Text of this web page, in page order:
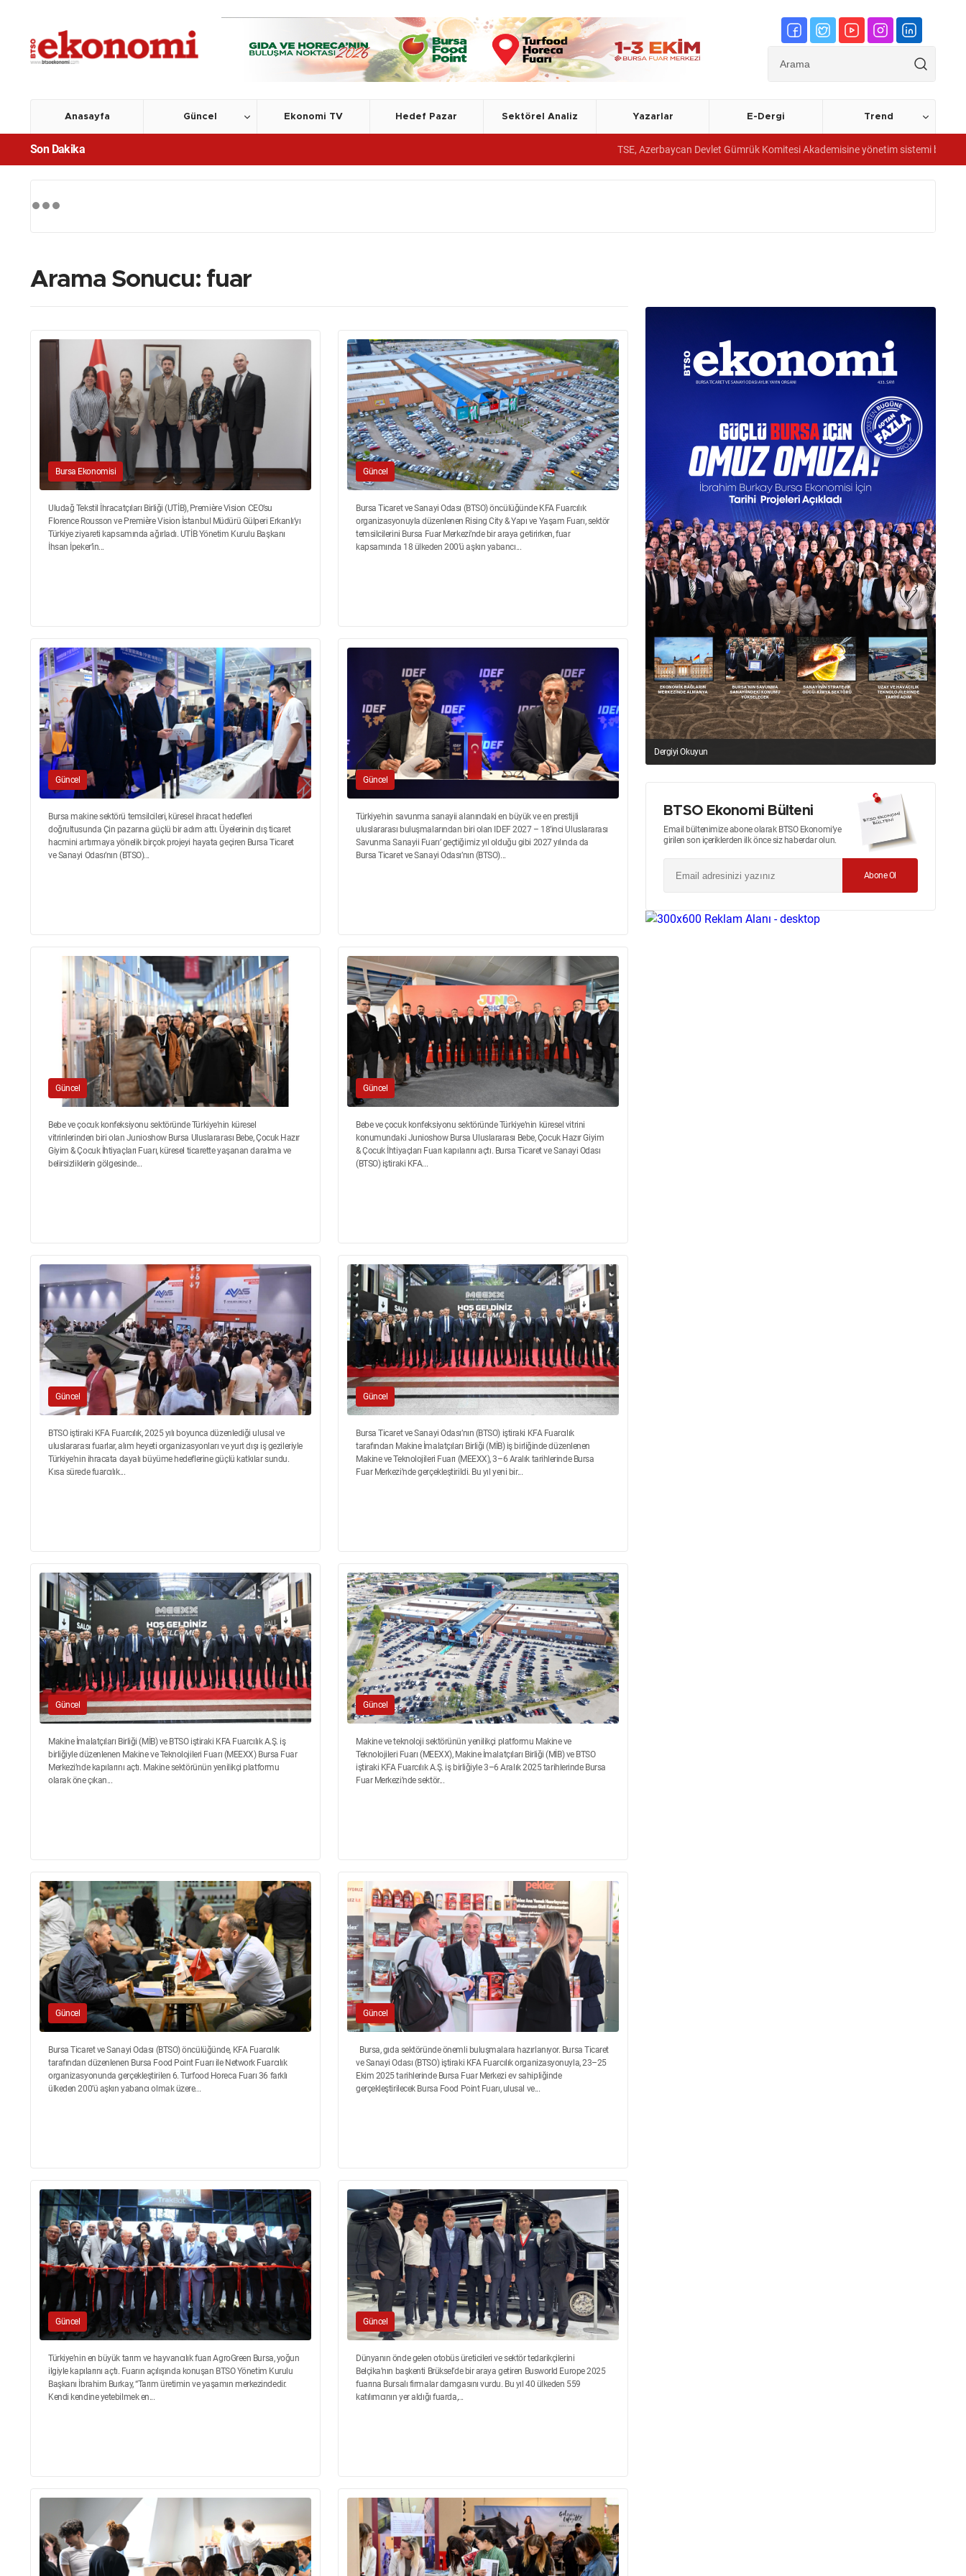
Anasayfa Güncel Ekonomi TV Hedef Pazar Sektörel Analiz Yazarlar E-Dergi Trend
Son Dakika TSE, Azerbaycan Devlet Gümrük Komitesi Akademisine yönetim sistemi belgeleri verdi
Arama Sonucu: fuar
Bursa Ekonomisi
Uludağ Tekstil İhracatçıları Birliği (UTİB), Première Vision CEO’su
Florence Rousson ve Première Vision İstanbul Müdürü Gülperi Erkanlı’yı
Türkiye ziyareti kapsamında ağırladı. UTİB Yönetim Kurulu Başkanı
İhsan İpeker’in...
Güncel
Bursa Ticaret ve Sanayi Odası (BTSO) öncülüğünde KFA Fuarcılık
organizasyonuyla düzenlenen Rising City & Yapı ve Yaşam Fuarı, sektör
temsilcilerini Bursa Fuar Merkezi’nde bir araya getirirken, fuar
kapsamında 18 ülkeden 200’ü aşkın yabancı...
Güncel
Bursa makine sektörü temsilcileri, küresel ihracat hedefleri
doğrultusunda Çin pazarına güçlü bir adım attı. Üyelerinin dış ticaret
hacmini artırmaya yönelik birçok projeyi hayata geçiren Bursa Ticaret
ve Sanayi Odası’nın (BTSO)...
Güncel
Türkiye’nin savunma sanayii alanındaki en büyük ve en prestijli
uluslararası buluşmalarından biri olan IDEF 2027 – 18’inci Uluslararası
Savunma Sanayii Fuarı’ geçtiğimiz yıl olduğu gibi 2027 yılında da
Bursa Ticaret ve Sanayi Odası’nın (BTSO)...
Güncel
Bebe ve çocuk konfeksiyonu sektöründe Türkiye’nin küresel
vitrinlerinden biri olan Junioshow Bursa Uluslararası Bebe, Çocuk Hazır
Giyim & Çocuk İhtiyaçları Fuarı, küresel ticarette yaşanan daralma ve
belirsizliklerin gölgesinde...
Güncel
Bebe ve çocuk konfeksiyonu sektöründe Türkiye’nin küresel vitrini
konumundaki Junioshow Bursa Uluslararası Bebe, Çocuk Hazır Giyim
& Çocuk İhtiyaçları Fuarı kapılarını açtı. Bursa Ticaret ve Sanayi Odası
(BTSO) iştiraki KFA...
Güncel
BTSO iştiraki KFA Fuarcılık, 2025 yılı boyunca düzenlediği ulusal ve
uluslararası fuarlar, alım heyeti organizasyonları ve yurt dışı iş gezileriyle
Türkiye’nin ihracata dayalı büyüme hedeflerine güçlü katkılar sundu.
Kısa sürede fuarcılık...
Güncel
Bursa Ticaret ve Sanayi Odası’nın (BTSO) iştiraki KFA Fuarcılık
tarafından Makine İmalatçıları Birliği (MİB) iş birliğinde düzenlenen
Makine ve Teknolojileri Fuarı (MEEXX), 3–6 Aralık tarihlerinde Bursa
Fuar Merkezi’nde gerçekleştirildi. Bu yıl yeni bir...
Güncel
Makine İmalatçıları Birliği (MİB) ve BTSO iştiraki KFA Fuarcılık A.Ş. iş
birliğiyle düzenlenen Makine ve Teknolojileri Fuarı (MEEXX) Bursa Fuar
Merkezi’nde kapılarını açtı. Makine sektörünün yenilikçi platformu
olarak öne çıkan...
Güncel
Makine ve teknoloji sektörünün yenilikçi platformu Makine ve
Teknolojileri Fuarı (MEEXX), Makine İmalatçıları Birliği (MİB) ve BTSO
iştiraki KFA Fuarcılık A.Ş. iş birliğiyle 3–6 Aralık 2025 tarihlerinde Bursa
Fuar Merkezi’nde sektör...
Güncel
Bursa Ticaret ve Sanayi Odası (BTSO) öncülüğünde, KFA Fuarcılık
tarafından düzenlenen Bursa Food Point Fuarı ile Network Fuarcılık
organizasyonunda gerçekleştirilen 6. Turfood Horeca Fuarı 36 farklı
ülkeden 200’ü aşkın yabancı olmak üzere...
Güncel
Bursa, gıda sektöründe önemli buluşmalara hazırlanıyor. Bursa Ticaret
ve Sanayi Odası (BTSO) iştiraki KFA Fuarcılık organizasyonuyla, 23–25
Ekim 2025 tarihlerinde Bursa Fuar Merkezi ev sahipliğinde
gerçekleştirilecek Bursa Food Point Fuarı, ulusal ve...
Güncel
Türkiye’nin en büyük tarım ve hayvancılık fuarı AgroGreen Bursa, yoğun
ilgiyle kapılarını açtı. Fuarın açılışında konuşan BTSO Yönetim Kurulu
Başkanı İbrahim Burkay, “Tarım üretimin ve yaşamın merkezindedir.
Kendi kendine yetebilmek en...
Güncel
Dünyanın önde gelen otobüs üreticileri ve sektör tedarikçilerini
Belçika’nın başkenti Brüksel’de bir araya getiren Busworld Europe 2025
fuarına Bursalı firmalar damgasını vurdu. Bu yıl 40 ülkeden 559
katılımcının yer aldığı fuarda,...
Dergiyi Okuyun
BTSO Ekonomi Bülteni
Email bültenimize abone olarak BTSO Ekonomi’ye
girilen son içeriklerden ilk önce siz haberdar olun.
Abone Ol